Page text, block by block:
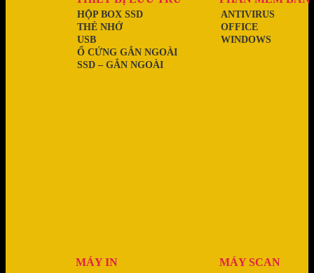
SSD – GẮN NGOÀI
Ổ CỨNG GẮN NGOÀI
USB
THẺ NHỚ
HỘP BOX SSD
WINDOWS
OFFICE
ANTIVIRUS
MÁY IN MÁY SCAN